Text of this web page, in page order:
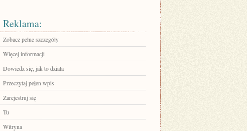
Reklama:
Zobacz pełne szczegóły
Więcej informacji
Dowiedz się, jak to działa
Przeczytaj pełen wpis
Zarejestruj się
Tu
Witryna